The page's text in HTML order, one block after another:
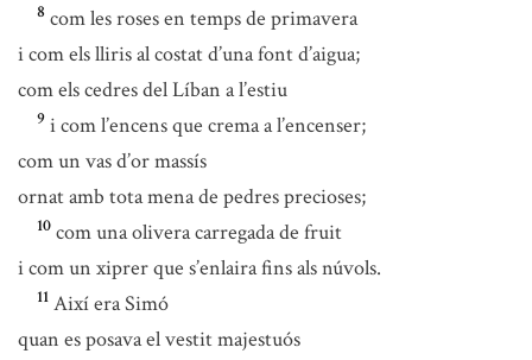
8 com les roses en temps de primavera
i com els lliris al costat d’una font d’aigua;
com els cedres del Líban a l’estiu
9 i com l’encens que crema a l’encenser;
com un vas d’or massís
ornat amb tota mena de pedres precioses;
10 com una olivera carregada de fruit
i com un xiprer que s’enlaira fins als núvols.
11 Així era Simó
quan es posava el vestit majestuós